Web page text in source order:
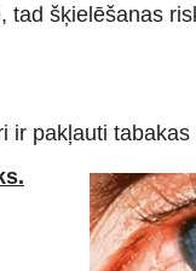
tad šķielēšanas
ir pakļauti